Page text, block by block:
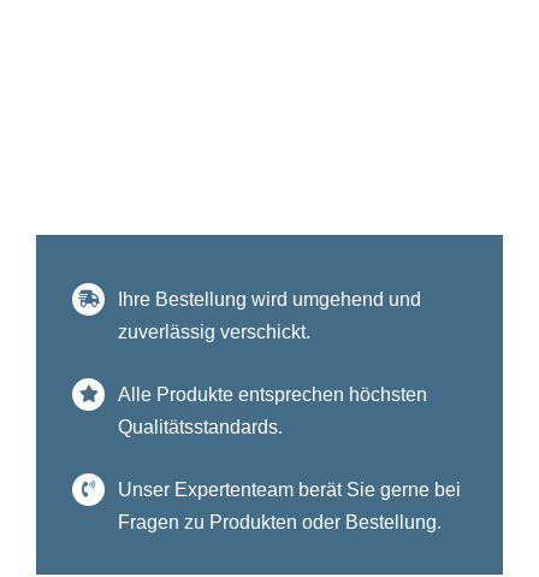
Ihre Bestellung wird umgehend und
zuverlässig verschickt.
Alle Produkte entsprechen höchsten
Qualitätsstandards.
Unser Expertenteam berät Sie gerne bei
Fragen zu Produkten oder Bestellung.